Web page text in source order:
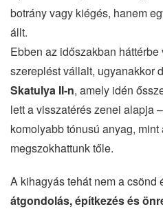
botrány vagy kiégés, hanem
állt.
Ebben az időszakban
szereplést vállalt, ugyanakkor
Skatulya II-n, amely idén
lett a visszatérés zenei alapja
komolyabb tónusú anyag, mint
megszokhattunk tőle.
A kihagyás tehát nem a csönd
átgondolás, építkezés és